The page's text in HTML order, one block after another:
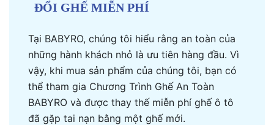
ĐỔI GHẾ MIỄN PHÍ
Tại BABYRO, chúng tôi hiểu rằng an toàn của
những hành khách nhỏ là ưu tiên hàng đầu. Vì
vậy, khi mua sản phẩm của chúng tôi, bạn có
thể tham gia Chương Trình Ghế An Toàn
BABYRO và được thay thế miễn phí ghế ô tô
đã gặp tai nạn bằng một ghế mới.